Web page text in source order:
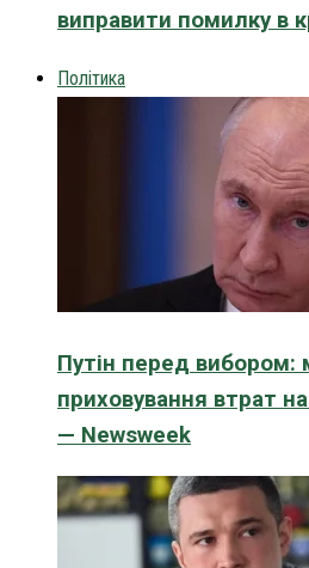
виправити помилку в
Політика
Путін перед вибором:
приховування втрат
— Newsweek